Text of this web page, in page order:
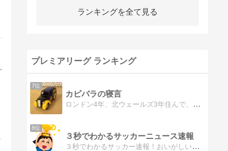
ランキングを全て見る
プレミアリーグ ランキング
7位
カピバラの寝言
ロンドン4年、北ウェールズ3年住んで、ついに本帰国となりました。日本＆英国での日常や旅行記、Manchester United観戦記などを綴ります
8位
３秒でわかるサッカーニュース速報
３秒でわかるサッカー速報！おいがしいあなたのために簡潔に解説